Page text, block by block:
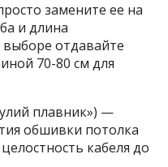
замените ее на
и длина
отдавайте
70-80 см для
плавник») —
обшивки потолка
кабеля до